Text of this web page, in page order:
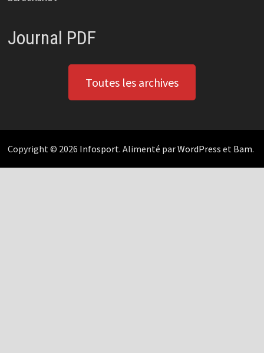
Journal PDF
Toutes les archives
Copyright © 2026 Infosport. Alimenté parWordPress et Bam.